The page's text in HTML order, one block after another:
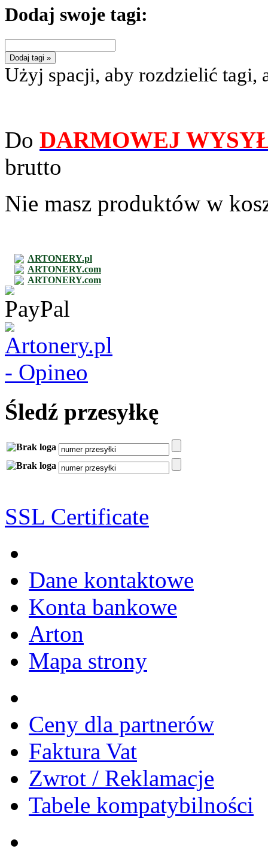
Dodaj swoje tagi:
Dodaj tagi »
Użyj spacji, aby rozdzielić tagi,
Do DARMOWEJ
brutto
Nie masz produktów w
ARTONERY.pl
ARTONERY.com
ARTONERY.com
Śledź przesyłkę
SSL Certificate
Dane kontaktowe
Konta bankowe
Arton
Mapa strony
Ceny dla partnerów
Faktura Vat
Zwrot / Reklamacje
Tabele kompatybilności